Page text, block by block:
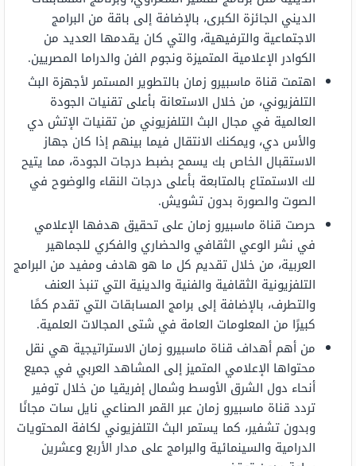
الديني الجائزة الكبرى، بالإضافة إلى باقة من البرامج
الاجتماعية والترفيهية، والتي كان يقدمها العديد من
الكوادر الإعلامية المتميزة ونجوم الفن والدراما المصريين.
اهتمت قناة ماسبيرو زمان بالتطوير المستمر لأجهزة البث
التلفزيوني، من خلال الاستعانة بأعلى تقنيات الجودة
العالمية في مجال البث التلفزيوني من تقنيات الإتش دي
والأس دي، ويمكنك الانتقال فيما بينهم إذا كان جهاز
الاستقبال الخاص بك يسمح بضبط درجات الجودة، مما يتيح
لك الاستمتاع بالمتابعة بأعلى درجات النقاء والوضوح في
الصوت والصورة بدون تشويش.
حرصت قناة ماسبيرو زمان على تحقيق هدفها الإعلامي
في نشر الوعي الثقافي والحضاري والفكري للجماهير
العربية، من خلال تقديم كل ما هو هادف ومفيد من البرامج
التلفزيونية الثقافية والفنية والدينية التي تنبذ العنف
والتطرف، بالإضافة إلى برامج المسابقات التي تقدم كمًا
كبيرًا من المعلومات العامة في شتى المجالات العلمية.
من أهم أهداف قناة ماسبيرو زمان الاستراتيجية هي نقل
محتواها الإعلامي المتميز إلى المشاهد العربي في جميع
أنحاء دول الشرق الأوسط وشمال إفريقيا من خلال توفير
تردد قناة ماسبيرو زمان عبر القمر الصناعي نايل سات مجانًا
وبدون تشفير، كما يستمر البث التلفزيوني لكافة المحتويات
الدرامية والسينمائية والبرامج على مدار الأربع وعشرين